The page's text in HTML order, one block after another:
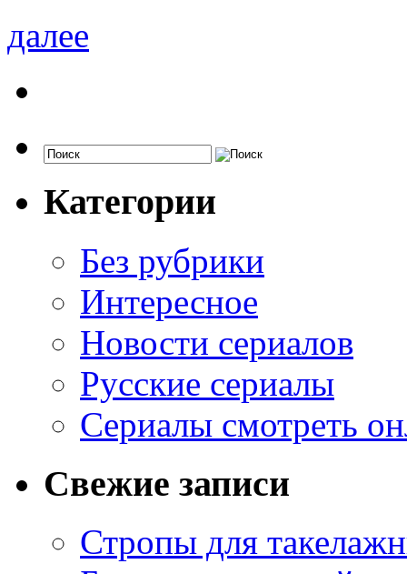
далее
Категории
Без рубрики
Интересное
Новости сериалов
Русские сериалы
Сериалы смотреть
Свежие записи
Стропы для